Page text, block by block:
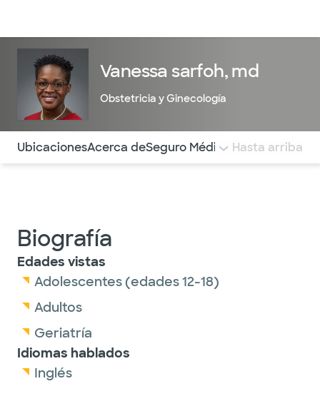
Vanessa sarfoh, md
Obstetricia y Ginecología
Utilice esta navegación para saltar rápidamente a
UbicacionesAcerca deSeguro Médico COMENTARIOS
Hasta arriba
Biografía
Edades vistas
Adolescentes (edades 12-18)
Adultos
Geriatría
Idiomas hablados
Inglés